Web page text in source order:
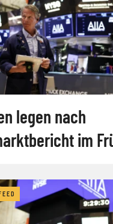
legen nach
im